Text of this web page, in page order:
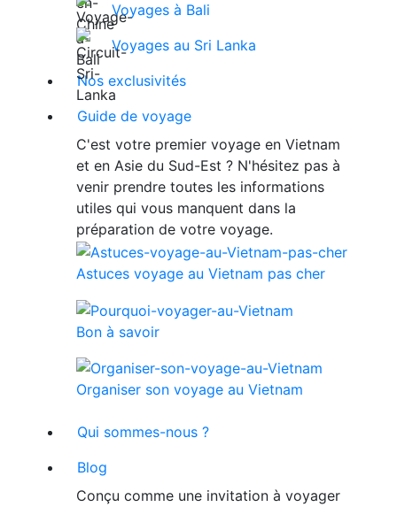
Voyages à Bali
Voyages au Sri Lanka
Nos exclusivités
Guide de voyage
C'est votre premier voyage en Vietnam
et en Asie du Sud-Est ? N'hésitez pas à
venir prendre toutes les informations
utiles qui vous manquent dans la
préparation de votre voyage.
Astuces voyage au Vietnam pas cher
Bon à savoir
Organiser son voyage au Vietnam
Qui sommes-nous ?
Blog
Conçu comme une invitation à voyager